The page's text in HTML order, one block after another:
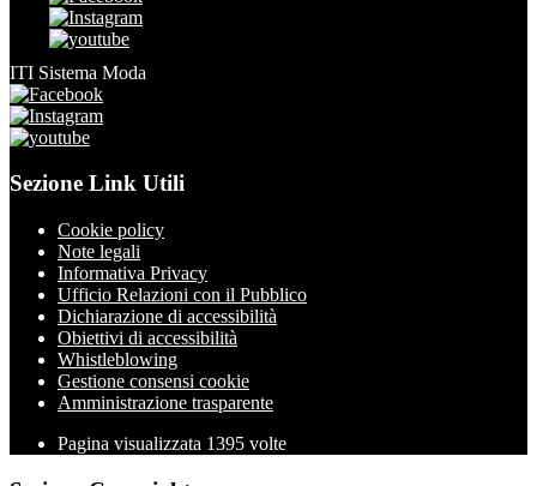
ITI Sistema Moda
Sezione Link Utili
Cookie policy
Note legali
Informativa Privacy
Ufficio Relazioni con il Pubblico
Dichiarazione di accessibilità
Obiettivi di accessibilità
Whistleblowing
Gestione consensi cookie
Amministrazione trasparente
Pagina visualizzata 1395 volte